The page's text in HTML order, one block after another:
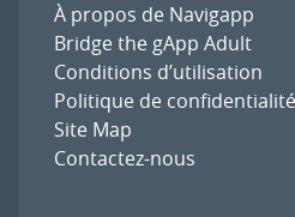
À propos de Navigapp
Bridge the gApp Adult
Conditions d’utilisation
Politique de confidentialité
Site Map
Contactez-nous